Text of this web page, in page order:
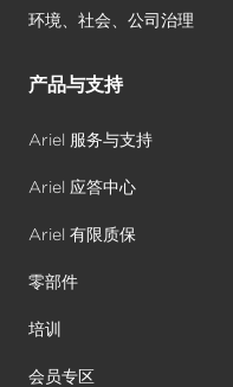
环境、社会、公司治理
产品与支持
Ariel 服务与支持
Ariel 应答中心
Ariel 有限质保
零部件
培训
会员专区